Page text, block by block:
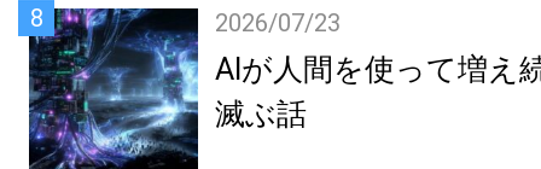
8 2026/07/23
AIが人間を使って増え
滅ぶ話